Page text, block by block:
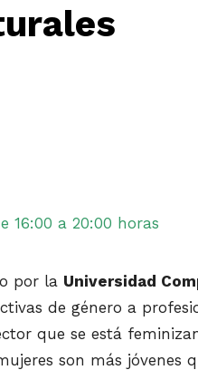
16:00 a 20:00 horas
por la Universidad
de género a
que se está
son más jóvenes